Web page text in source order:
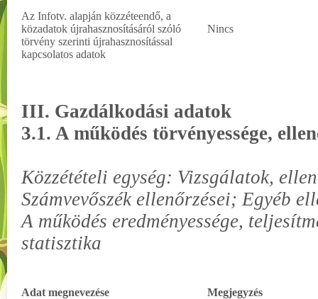
Az Infotv. alapján közzéteendő, a
közadatok újrahasznosításáról szóló
törvény szerinti újrahasznosítással
kapcsolatos adatok
Nincs
III. Gazdálkodási adatok
3.1. A működés törvényessége,
Közzétételi egység: Vizsgálatok,
Számvevőszék ellenőrzései; Egyéb
A működés eredményessége,
statisztika
Adat megnevezése
Megjegyzés